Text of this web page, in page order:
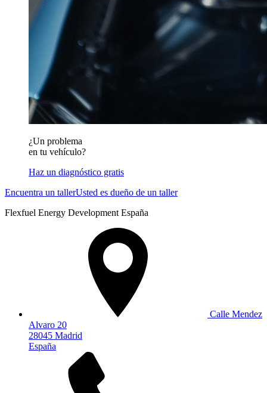
¿Un problema
en tu vehículo?
Haz un diagnóstico gratis
Encuentra un tallerUsted es dueño de un taller
Flexfuel Energy Development España
Calle Mendez
Alvaro 20
28045 Madrid
España